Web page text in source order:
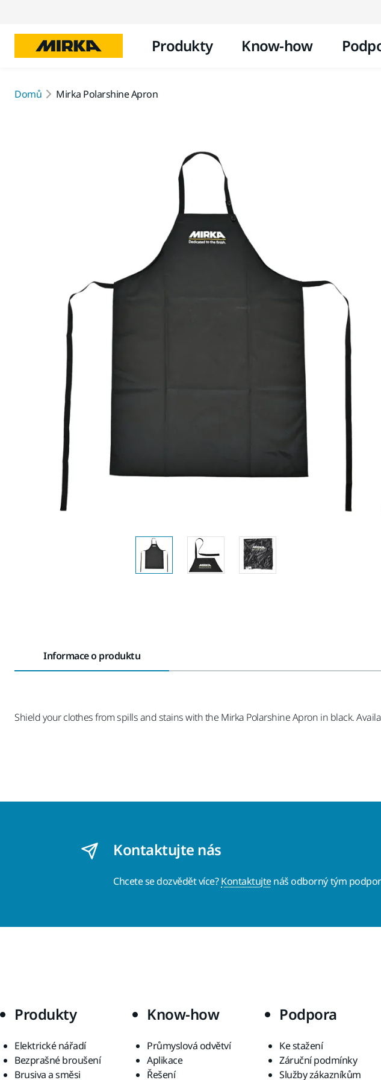
Produkty Know-how
Domů Mirka Polarshine Apron
Informace o produktu
Shield your clothes from spills and stains with the Mirka Polarshine Apron in black.
Kontaktujte nás
Chcete se dozvědět více?Kontaktujtenáš odborný tým
Produkty
Elektrické nářadí
Bezprašné broušení
Brusiva a směsi
Know-how
Průmyslová odvětví
Aplikace
Řešení
Podpora
Ke stažení
Záruční podmínky
Služby zákazníkům